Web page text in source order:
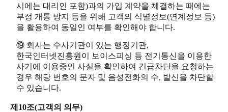
시에는 대리인 포함)과의 가입 계약을 체결하는 때에는
부정 개통 방지 등을 위해 고객의 식별정보(연계정보 등)
을 활용하여 동일인 여부를 확인해야 합니다.
⑲ 회사는 수사기관이 있는 행정기관,
한국인터넷진흥원이 보이스피싱 등 전기통신을 이용한
사기에 이용중인 사실을 확인하여 긴급차단을 요청하는
경우 해당 번호의 문자 및 음성전화의 수, 발신을 차단할
수 있습니다.
제10조(고객의 의무)